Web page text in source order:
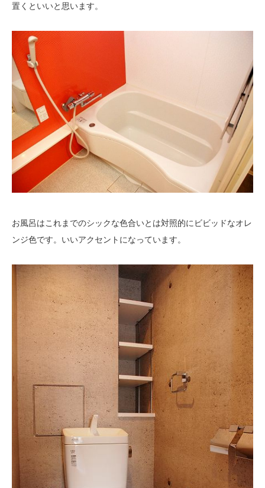
置くといいと思います。
お風呂はこれまでのシックな色合いとは対照的にビビッドなオレ
ンジ色です。いいアクセントになっています。